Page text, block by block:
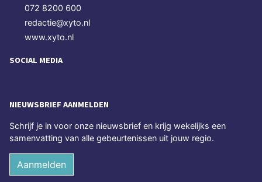
072 8200 600
redactie@xyto.nl
www.xyto.nl
SOCIAL MEDIA
NIEUWSBRIEF AANMELDEN
Schrijf je in voor onze nieuwsbrief en krijg wekelijks een
samenvatting van alle gebeurtenissen uit jouw regio.
Aanmelden